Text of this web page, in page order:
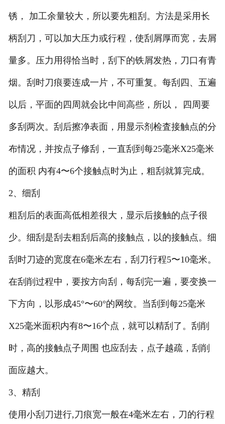
锈， 加工余量较大，所以要先粗刮。方法是采用长
柄刮刀，可以加大压力或行程，使刮屑厚而宽，去屑
量多。压力用得恰当时，刮下的铁屑发热，刀口有青
烟。刮时刀痕要连成一片，不可重复。每刮四、五遍
以后，平面的四周就会比中间高些，所以， 四周要
多刮两次。刮后擦净表面，用显示剂检査接触点的分
布情况，并按点子修刮，一直刮到每25毫米X25毫米
的面积 内有4〜6个接触点时为止，粗刮就算完成。
2、细刮
粗刮后的表面高低相差很大，显示后接触的点子很
少。细刮是刮去粗刮后高的接触点，以的接触点。细
刮时刀迹的宽度在6毫米左右，刮刀行程5〜10毫米。
在刮削过程中，要按方向刮，每刮完一遍，要变换一
下方向，以形成45°〜60°的网纹。当刮到每25毫米
X25毫米面积内有8〜16个点，就可以精刮了。刮削
时，高的接触点子周围 也应刮去，点子越疏，刮削
面应越大。
3、精刮
使用小刮刀进行,刀痕宽一般在4毫米左右，刀的行程